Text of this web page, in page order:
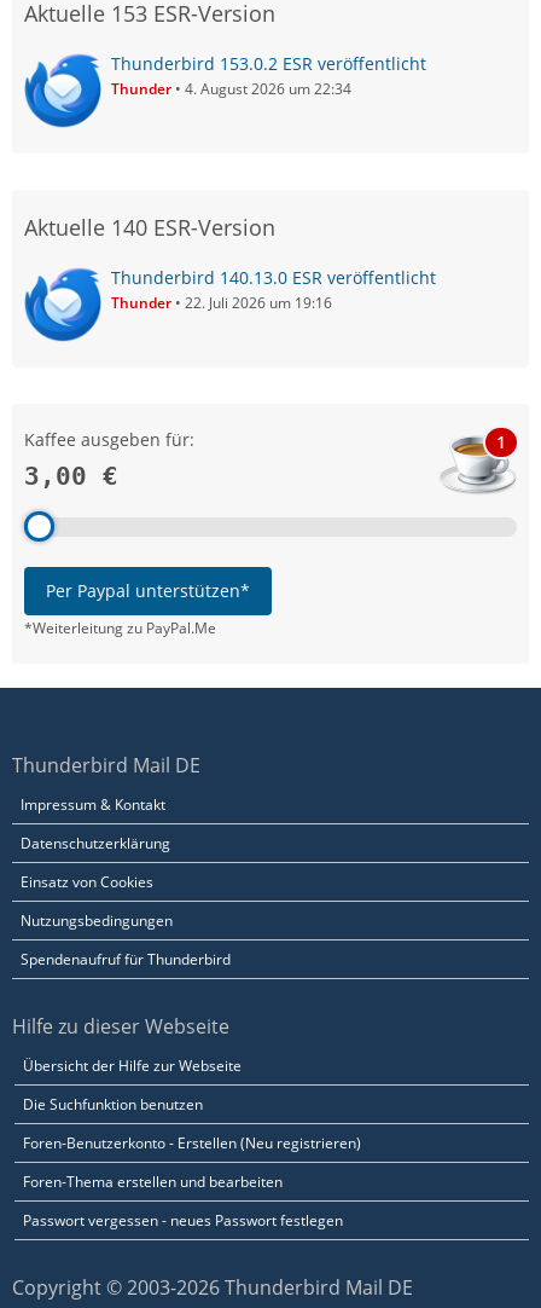
Aktuelle 153 ESR-Version
Thunderbird 153.0.2 ESR veröffentlicht
Thunder 4. August 2026 um 22:34
Aktuelle 140 ESR-Version
Thunderbird 140.13.0 ESR veröffentlicht
Thunder 22. Juli 2026 um 19:16
Kaffee ausgeben für:
3,00 €
1
Per Paypal unterstützen*
*Weiterleitung zu PayPal.Me
Thunderbird Mail DE
Impressum & Kontakt
Datenschutzerklärung
Einsatz von Cookies
Nutzungsbedingungen
Spendenaufruf für Thunderbird
Hilfe zu dieser Webseite
Übersicht der Hilfe zur Webseite
Die Suchfunktion benutzen
Foren-Benutzerkonto - Erstellen (Neu registrieren)
Foren-Thema erstellen und bearbeiten
Passwort vergessen - neues Passwort festlegen
Copyright © 2003-2026 Thunderbird Mail DE